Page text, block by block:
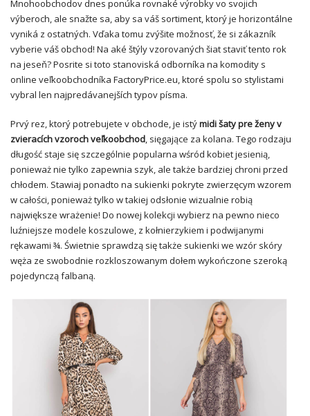
Mnohoobchodov dnes ponúka rovnaké výrobky vo svojich
výberoch, ale snažte sa, aby sa váš sortiment, ktorý je horizontálne
vyniká z ostatných. Vďaka tomu zvýšite možnosť, že si zákazník
vyberie váš obchod! Na aké štýly vzorovaných šiat staviť tento rok
na jeseň? Posrite si toto stanoviská odborníka na komodity s
online veľkoobchodníka FactoryPrice.eu, ktoré spolu so stylistami
vybral len najpredávanejších typov písma.
Prvý rez, ktorý potrebujete v obchode, je istýmidi šaty pre ženy v
zvieracích vzoroch veľkoobchod, sięgające za kolana. Tego rodzaju
długość staje się szczególnie popularna wśród kobiet jesienią,
ponieważ nie tylko zapewnia szyk, ale także bardziej chroni przed
chłodem. Stawiaj ponadto na sukienki pokryte zwierzęcym wzorem
w całości, ponieważ tylko w takiej odsłonie wizualnie robią
największe wrażenie! Do nowej kolekcji wybierz na pewno nieco
luźniejsze modele koszulowe, z kołnierzykiem i podwijanymi
rękawami ¾. Świetnie sprawdzą się także sukienki we wzór skóry
węża ze swobodnie rozkloszowanym dołem wykończone szeroką
pojedynczą falbaną.